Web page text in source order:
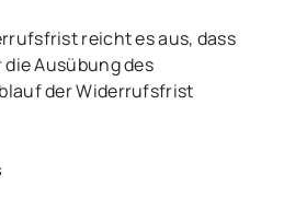
reicht es aus, dass
Ausübung des
der Widerrufsfrist